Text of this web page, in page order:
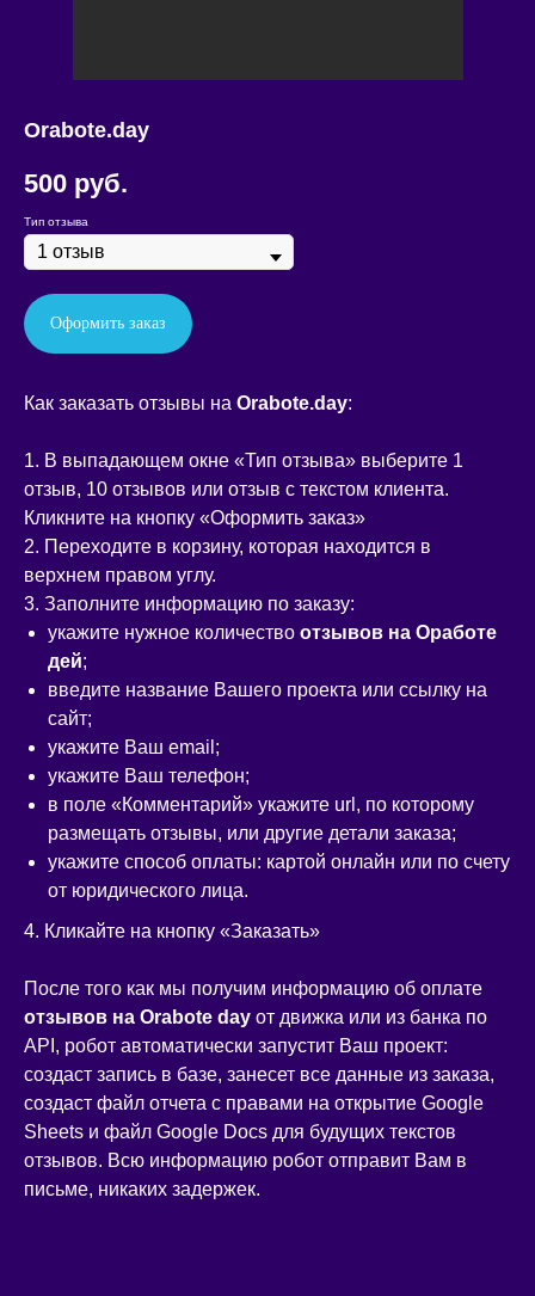
Orabote.day
500 руб.
Тип отзыва
Оформить заказ
Как заказать отзывы на Orabote.day:
1. В выпадающем окне «Тип отзыва» выберите 1
отзыв, 10 отзывов или отзыв с текстом клиента.
Кликните на кнопку «Оформить заказ»
2. Переходите в корзину, которая находится в
верхнем правом углу.
3. Заполните информацию по заказу:
укажите нужное количество отзывов на Оработе
дей;
введите название Вашего проекта или ссылку на
сайт;
укажите Ваш email;
укажите Ваш телефон;
в поле «Комментарий» укажите url, по которому
размещать отзывы, или другие детали заказа;
укажите способ оплаты: картой онлайн или по счету
от юридического лица.
4. Кликайте на кнопку «Заказать»
После того как мы получим информацию об оплате
отзывов на Orabote day от движка или из банка по
API, робот автоматически запустит Ваш проект:
создаст запись в базе, занесет все данные из заказа,
создаст файл отчета с правами на открытие Google
Sheets и файл Google Docs для будущих текстов
отзывов. Всю информацию робот отправит Вам в
письме, никаких задержек.